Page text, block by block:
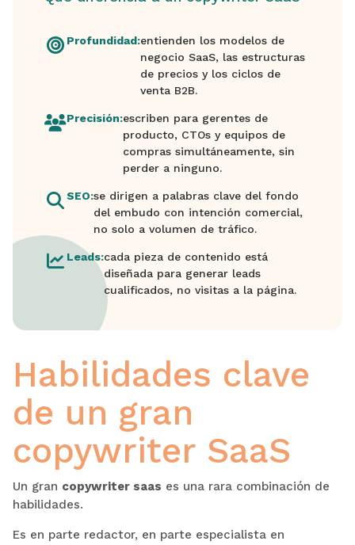
Profundidad:entienden los modelos de
negocio SaaS, las estructuras
de precios y los ciclos de
venta B2B.
Precisión:escriben para gerentes de
producto, CTOs y equipos de
compras simultáneamente, sin
perder a ninguno.
SEO:se dirigen a palabras clave del fondo
del embudo con intención comercial,
no solo a volumen de tráfico.
Leads:cada pieza de contenido está
diseñada para generar leads
cualificados, no visitas a la página.
Habilidades clave
de un gran
copywriter SaaS
Un gran copywriter saas es una rara combinación de
habilidades.
Es en parte redactor, en parte especialista en